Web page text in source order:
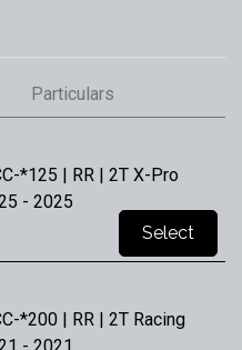
Particulars
*125 | RR | 2T X-Pro
- 2025
Select
*200 | RR | 2T Racing